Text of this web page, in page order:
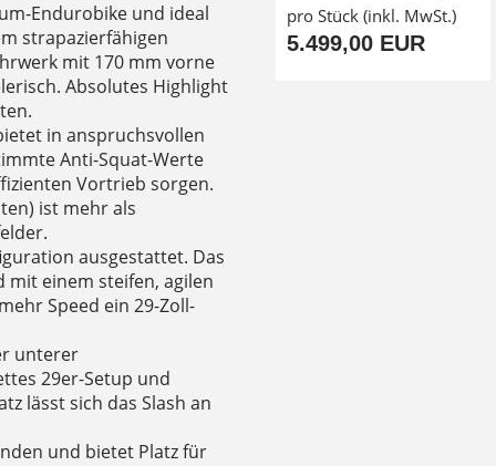
Endurobike und ideal
strapazierfähigen
mit 170 mm vorne
Absolutes Highlight
in anspruchsvollen
Anti-Squat-Werte
Vortrieb sorgen.
ist mehr als
ausgestattet. Das
einem steifen, agilen
Speed ein 29-Zoll-
unterer
29er-Setup und
lässt sich das Slash an
und bietet Platz für
pro Stück (inkl. MwSt.)
5.499,00 EUR